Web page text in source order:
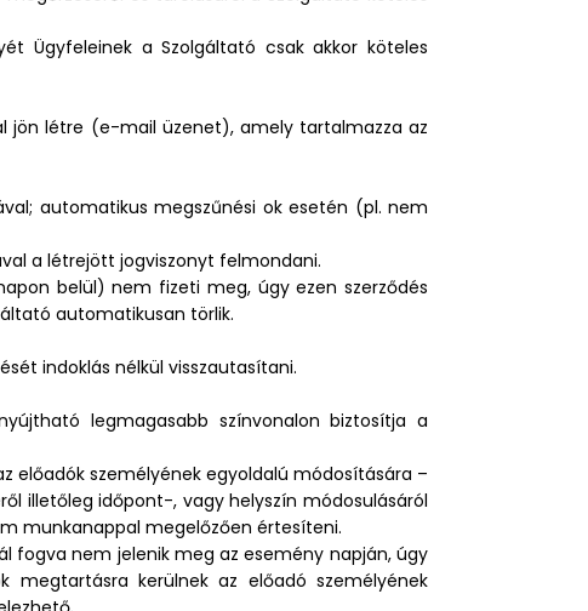
Ügyfeleinek a Szolgáltató csak akkor köteles
jön létre (e-mail üzenet), amely tartalmazza az
automatikus megszűnési ok esetén (pl. nem
a létrejött jogviszonyt felmondani.
belül) nem fizeti meg, úgy ezen szerződés
automatikusan törlik.
indoklás nélkül visszautasítani.
legmagasabb színvonalon biztosítja a
előadók személyének egyoldalú módosítására –
illetőleg időpont-, vagy helyszín módosulásáról
munkanappal megelőzően értesíteni.
fogva nem jelenik meg az esemény napján, úgy
megtartásra kerülnek az előadó személyének